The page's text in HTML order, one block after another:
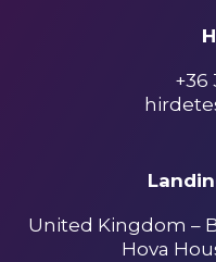
+36
United Kingdom –
Hova